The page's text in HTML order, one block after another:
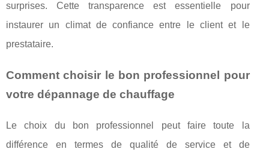
surprises. Cette transparence est essentielle pour
instaurer un climat de confiance entre le client et le
prestataire.
Comment choisir le bon professionnel pour
votre dépannage de chauffage
Le choix du bon professionnel peut faire toute la
différence en termes de qualité de service et de